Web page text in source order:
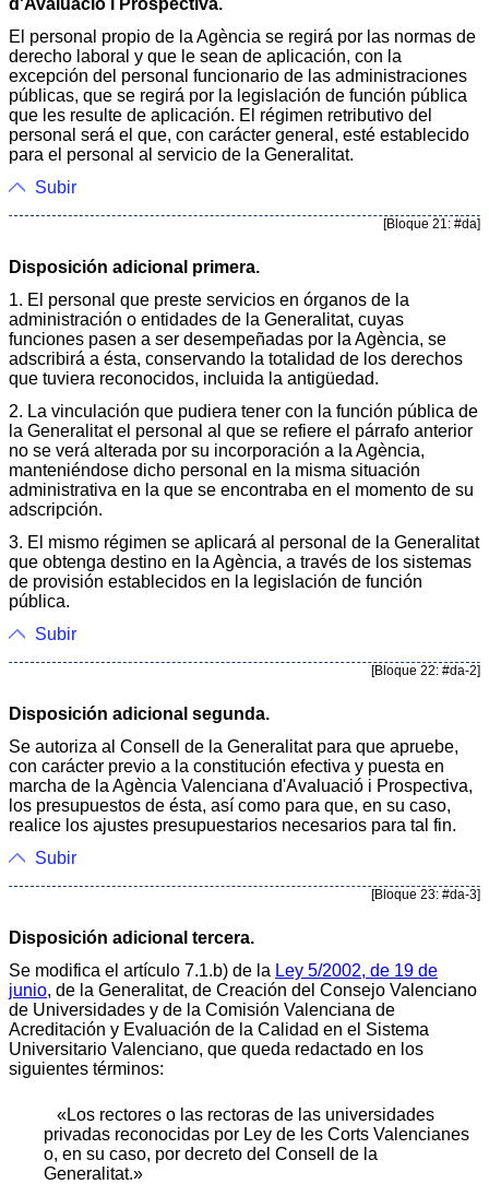
El personal propio de la Agència se regirá por las normas de
derecho laboral y que le sean de aplicación, con la
excepción del personal funcionario de las administraciones
públicas, que se regirá por la legislación de función pública
que les resulte de aplicación. El régimen retributivo del
personal será el que, con carácter general, esté establecido
para el personal al servicio de la Generalitat.
Subir
[Bloque 21: #da]
Disposición adicional primera.
1. El personal que preste servicios en órganos de la
administración o entidades de la Generalitat, cuyas
funciones pasen a ser desempeñadas por la Agència, se
adscribirá a ésta, conservando la totalidad de los derechos
que tuviera reconocidos, incluida la antigüedad.
2. La vinculación que pudiera tener con la función pública de
la Generalitat el personal al que se refiere el párrafo anterior
no se verá alterada por su incorporación a la Agència,
manteniéndose dicho personal en la misma situación
administrativa en la que se encontraba en el momento de su
adscripción.
3. El mismo régimen se aplicará al personal de la Generalitat
que obtenga destino en la Agència, a través de los sistemas
de provisión establecidos en la legislación de función
pública.
Subir
[Bloque 22: #da-2]
Disposición adicional segunda.
Se autoriza al Consell de la Generalitat para que apruebe,
con carácter previo a la constitución efectiva y puesta en
marcha de la Agència Valenciana d'Avaluació i Prospectiva,
los presupuestos de ésta, así como para que, en su caso,
realice los ajustes presupuestarios necesarios para tal fin.
Subir
[Bloque 23: #da-3]
Disposición adicional tercera.
Se modifica el artículo 7.1.b) de la Ley 5/2002, de 19 de
junio, de la Generalitat, de Creación del Consejo Valenciano
de Universidades y de la Comisión Valenciana de
Acreditación y Evaluación de la Calidad en el Sistema
Universitario Valenciano, que queda redactado en los
siguientes términos:
«Los rectores o las rectoras de las universidades
privadas reconocidas por Ley de les Corts Valencianes
o, en su caso, por decreto del Consell de la
Generalitat.»